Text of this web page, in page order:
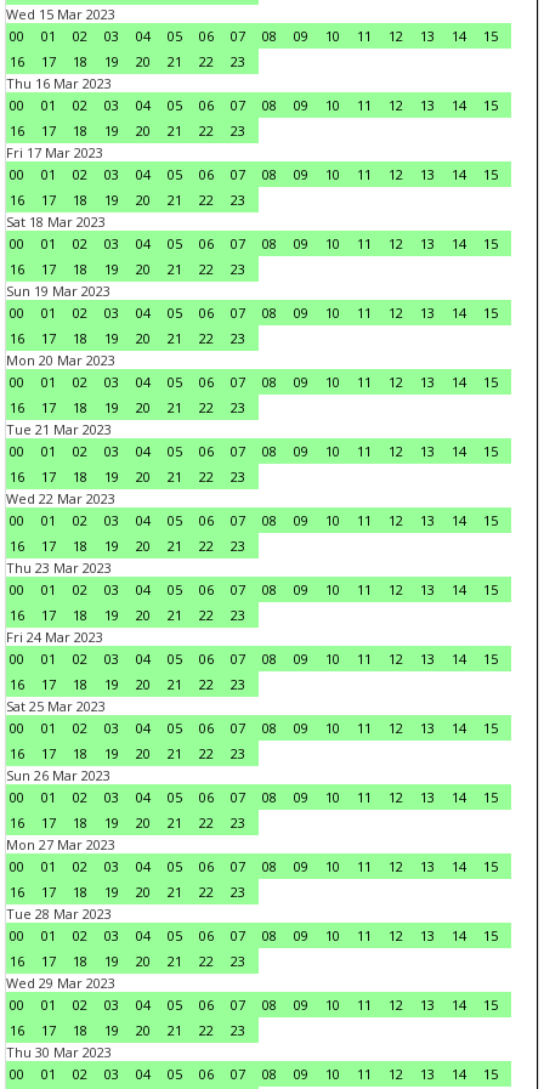
Wed 15 Mar 2023
00
01 02 03 04 05 06 07 08 09 10 11 12 13 14
15
16
17 18 19 20 21 22
23
Thu 16 Mar 2023
00
01 02 03 04 05 06 07 08 09 10 11 12 13 14
15
16
17 18 19 20 21 22
23
Fri 17 Mar 2023
00
01 02 03 04 05 06 07 08 09 10 11 12 13 14
15
16
17 18 19 20 21 22
23
Sat 18 Mar 2023
00
01 02 03 04 05 06 07 08 09 10 11 12 13 14
15
16
17 18 19 20 21 22
23
Sun 19 Mar 2023
00
01 02 03 04 05 06 07 08 09 10 11 12 13 14
15
16
17 18 19 20 21 22
23
Mon 20 Mar 2023
00
01 02 03 04 05 06 07 08 09 10 11 12 13 14
15
16
17 18 19 20 21 22
23
Tue 21 Mar 2023
00
01 02 03 04 05 06 07 08 09 10 11 12 13 14
15
16
17 18 19 20 21 22
23
Wed 22 Mar 2023
00
01 02 03 04 05 06 07 08 09 10 11 12 13 14
15
16
17 18 19 20 21 22
23
Thu 23 Mar 2023
00
01 02 03 04 05 06 07 08 09 10 11 12 13 14
15
16
17 18 19 20 21 22
23
Fri 24 Mar 2023
00
01 02 03 04 05 06 07 08 09 10 11 12 13 14
15
16
17 18 19 20 21 22
23
Sat 25 Mar 2023
00
01 02 03 04 05 06 07 08 09 10 11 12 13 14
15
16
17 18 19 20 21 22
23
Sun 26 Mar 2023
00
01 02 03 04 05 06 07 08 09 10 11 12 13 14
15
16
17 18 19 20 21 22
23
Mon 27 Mar 2023
00
01 02 03 04 05 06 07 08 09 10 11 12 13 14
15
16
17 18 19 20 21 22
23
Tue 28 Mar 2023
00
01 02 03 04 05 06 07 08 09 10 11 12 13 14
15
16
17 18 19 20 21 22
23
Wed 29 Mar 2023
00
01 02 03 04 05 06 07 08 09 10 11 12 13 14
15
16
17 18 19 20 21 22
23
Thu 30 Mar 2023
00
01 02 03 04 05 06 07 08 09 10 11 12 13 14
15